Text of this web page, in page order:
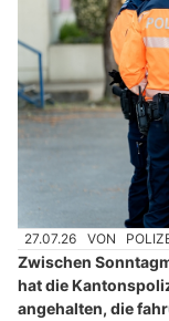
27.07.26 VON
Zwischen
hat die
angehalten, die